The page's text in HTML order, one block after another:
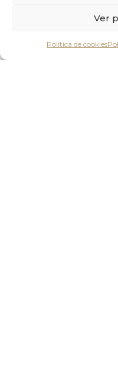
Ver
Política de cookies
Estate